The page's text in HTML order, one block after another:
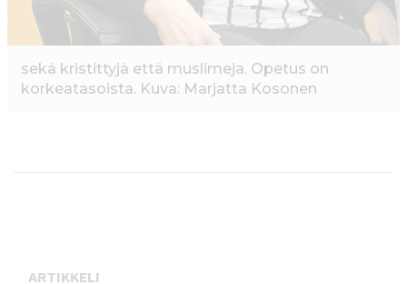
sekä kristittyjä että muslimeja. Opetus on
korkeatasoista. Kuva: Marjatta Kosonen
ARTIKKELI